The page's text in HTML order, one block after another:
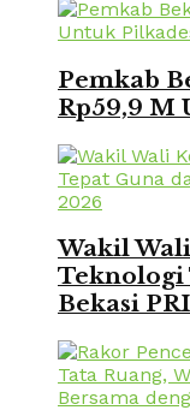
Pemkab
Rp59,9 M
Wakil
Teknologi
Bekasi